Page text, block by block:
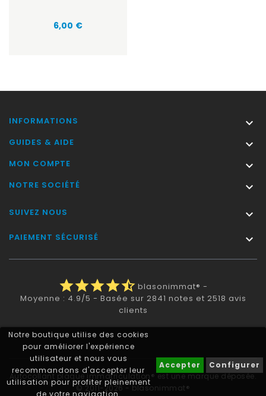
Notre boutique utilise des cookies
pour améliorer l'expérience
utilisateur et nous vous
recommandons d'accepter leur
utilisation pour profiter pleinement
de votre navigation.
Accepter Configurer
Prix
6,00 €
INFORMATIONS 
GUIDES & AIDE 
MON COMPTE 
NOTRE SOCIÉTÉ 
SUIVEZ NOUS 
PAIEMENT SÉCURISÉ 
starstarstarstarstar_half blasonimmat® -
Moyenne : 4.9/5 - Basée sur 2841 notes et 2518 avis
clients
Autocollant plaque immatriculation® est une marque déposée.
© 2011-2026 - blasonimmat®